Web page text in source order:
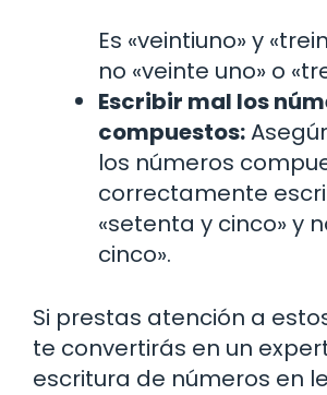
Es «veintiuno» y
no «veinte uno» o
Escribir mal los
compuestos:
los números
correctamente
«setenta y cinco» y
cinco».
Si prestas atención a
te convertirás en un
escritura de números en